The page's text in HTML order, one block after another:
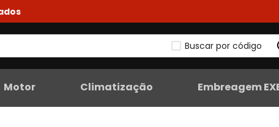
Buscar por código
Motor Climatização Embreagem